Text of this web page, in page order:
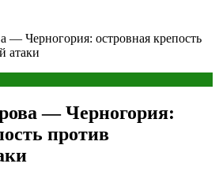
— Черногория: островная крепость
атаки
— Черногория:
против